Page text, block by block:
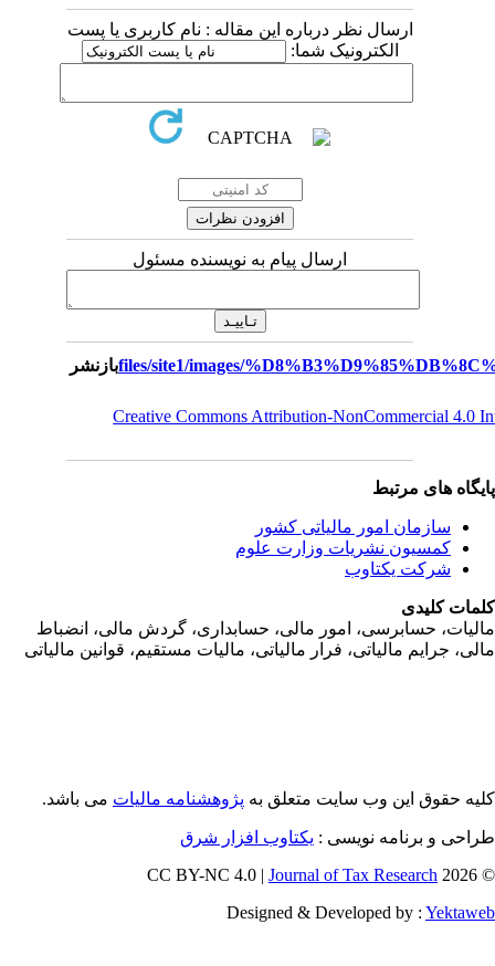
ارسال نظر درباره این مقاله : نام کاربری یا پست
الکترونیک شما:
ارسال پیام به نویسنده مسئول
بازنشر
Creative Commons Attribution-NonCommercial 4.0
های مرتبط
سازمان امور مالياتی کشور
کمسیون نشریات وزارت علوم
شرکت یکتاوب
کلیدی
حسابرسی، امور مالی، حسابداری، گردش مالی، انضباط
جرايم مالياتی، فرار مالياتی، ماليات مستقيم، قوانين مالياتی
حقوق این وب سایت متعلق بهپژوهشنامه مالیاتمی باشد.
و برنامه نویسی : یکتاوب افزار شرق
©
Journal of Tax Research
Designed & Developed by :